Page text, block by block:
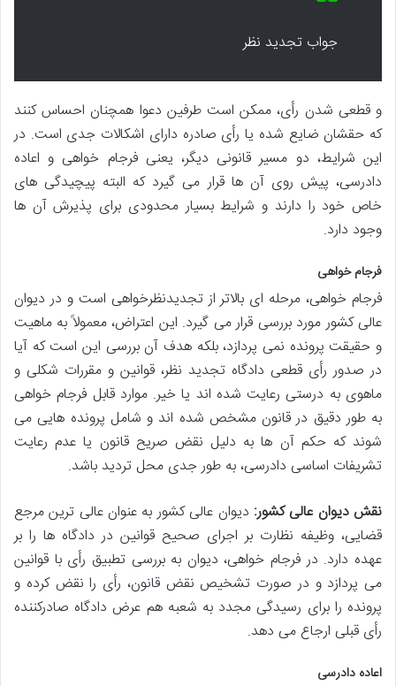
جواب تجدید نظر
و قطعی شدن رأی، ممکن است طرفین دعوا همچنان احساس کنند
که حقشان ضایع شده یا رأی صادره دارای اشکالات جدی است. در
این شرایط، دو مسیر قانونی دیگر، یعنی فرجام خواهی و اعاده
دادرسی، پیش روی آن ها قرار می گیرد که البته پیچیدگی های
خاص خود را دارند و شرایط بسیار محدودی برای پذیرش آن ها
وجود دارد.
فرجام خواهی
فرجام خواهی، مرحله ای بالاتر از تجدیدنظرخواهی است و در دیوان
عالی کشور مورد بررسی قرار می گیرد. این اعتراض، معمولاً به ماهیت
و حقیقت پرونده نمی پردازد، بلکه هدف آن بررسی این است که آیا
در صدور رأی قطعی دادگاه تجدید نظر، قوانین و مقررات شکلی و
ماهوی به درستی رعایت شده اند یا خیر. موارد قابل فرجام خواهی
به طور دقیق در قانون مشخص شده اند و شامل پرونده هایی می
شوند که حکم آن ها به دلیل نقض صریح قانون یا عدم رعایت
تشریفات اساسی دادرسی، به طور جدی محل تردید باشد.
نقش دیوان عالی کشور: دیوان عالی کشور به عنوان عالی ترین مرجع
قضایی، وظیفه نظارت بر اجرای صحیح قوانین در دادگاه ها را بر
عهده دارد. در فرجام خواهی، دیوان به بررسی تطبیق رأی با قوانین
می پردازد و در صورت تشخیص نقض قانون، رأی را نقض کرده و
پرونده را برای رسیدگی مجدد به شعبه هم عرض دادگاه صادرکننده
رأی قبلی ارجاع می دهد.
اعاده دادرسی